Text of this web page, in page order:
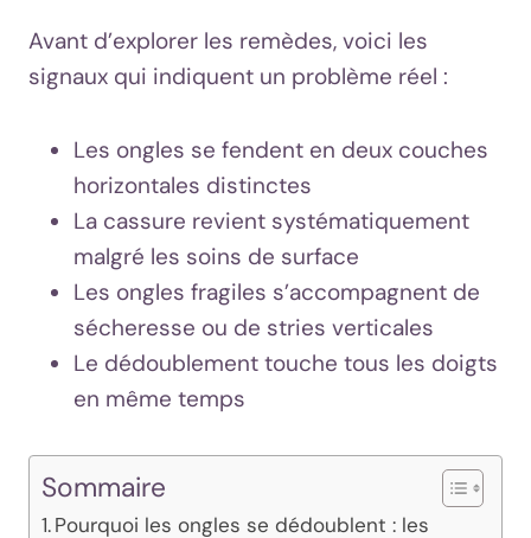
Avant d’explorer les remèdes, voici les
signaux qui indiquent un problème réel :
Les ongles se fendent en deux couches
horizontales distinctes
La cassure revient systématiquement
malgré les soins de surface
Les ongles fragiles s’accompagnent de
sécheresse ou de stries verticales
Le dédoublement touche tous les doigts
en même temps
Sommaire
Pourquoi les ongles se dédoublent : les